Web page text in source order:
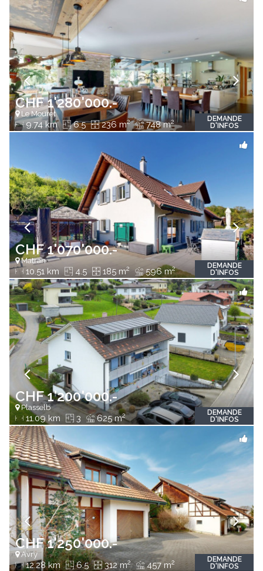
CHF 1'280'000.-
Le Mouret
9.74 km 6.5 236 m2 748 m2
DEMANDE
D'INFOS
CHF 1'070'000.-
Matran
10.51 km 4.5 185 m2 596 m2
DEMANDE
D'INFOS
CHF 1'200'000.-
Plasselb
11.09 km 3 625 m2
DEMANDE
D'INFOS
CHF 1'250'000.-
Avry
12.28 km 6.5 312 m2 457 m2
DEMANDE
D'INFOS